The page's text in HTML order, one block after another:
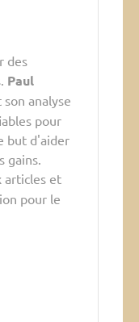
des
Paul
analyse
pour
but d'aider
gains.
articles et
pour le